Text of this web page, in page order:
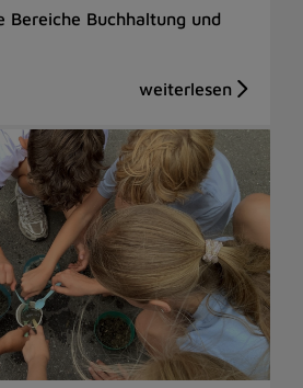
Bereiche Buchhaltung und